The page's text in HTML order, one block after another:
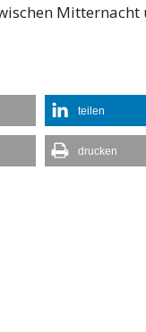
teilen
drucken